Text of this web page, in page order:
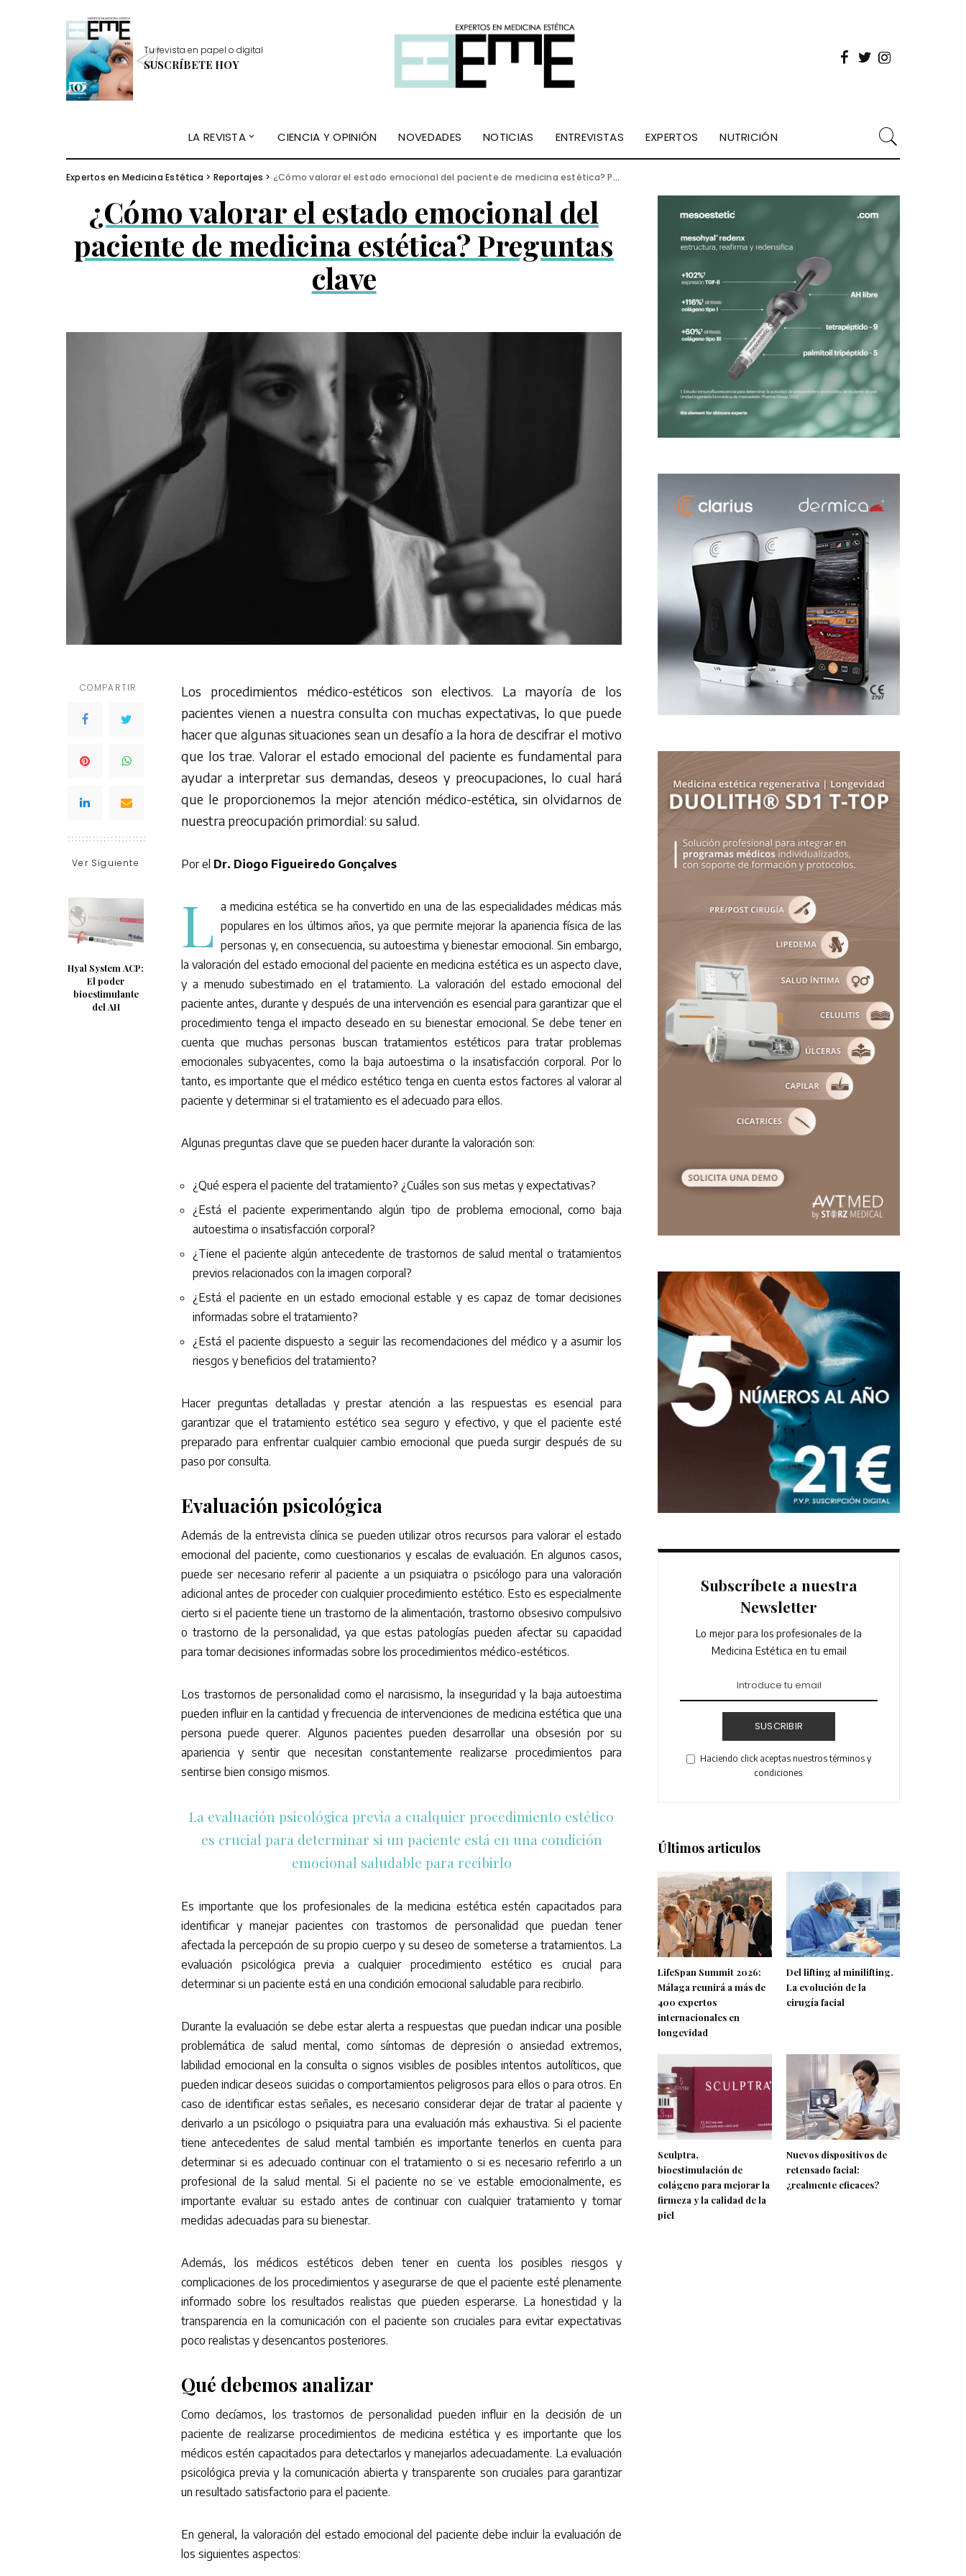
Tu revista en papel o digital
SUSCRÍBETE HOY
LA REVISTA CIENCIA Y OPINIÓN NOVEDADES NOTICIAS ENTREVISTAS EXPERTOS NUTRICIÓN
Expertos en Medicina Estética > Reportajes > ¿Cómo valorar el estado emocional del paciente de medicina estética? Preguntas clave
¿Cómo valorar el estado emocional del
paciente de medicina estética? Preguntas
clave
COMPARTIR
Ver Siguiente
Hyal System ACP:
El poder
bioestimulante
del AH
Los procedimientos médico-estéticos son electivos. La mayoría de los
pacientes vienen a nuestra consulta con muchas expectativas, lo que puede
hacer que algunas situaciones sean un desafío a la hora de descifrar el motivo
que los trae. Valorar el estado emocional del paciente es fundamental para
ayudar a interpretar sus demandas, deseos y preocupaciones, lo cual hará
que le proporcionemos la mejor atención médico-estética, sin olvidarnos de
nuestra preocupación primordial: su salud.
Por el Dr. Diogo Figueiredo Gonçalves
L a medicina estética se ha convertido en una de las especialidades médicas más
populares en los últimos años, ya que permite mejorar la apariencia física de las
personas y, en consecuencia, su autoestima y bienestar emocional. Sin embargo,
la valoración del estado emocional del paciente en medicina estética es un aspecto clave,
y a menudo subestimado en el tratamiento. La valoración del estado emocional del
paciente antes, durante y después de una intervención es esencial para garantizar que el
procedimiento tenga el impacto deseado en su bienestar emocional. Se debe tener en
cuenta que muchas personas buscan tratamientos estéticos para tratar problemas
emocionales subyacentes, como la baja autoestima o la insatisfacción corporal. Por lo
tanto, es importante que el médico estético tenga en cuenta estos factores al valorar al
paciente y determinar si el tratamiento es el adecuado para ellos.
Algunas preguntas clave que se pueden hacer durante la valoración son:
¿Qué espera el paciente del tratamiento? ¿Cuáles son sus metas y expectativas?
¿Está el paciente experimentando algún tipo de problema emocional, como baja
autoestima o insatisfacción corporal?
¿Tiene el paciente algún antecedente de trastornos de salud mental o tratamientos
previos relacionados con la imagen corporal?
¿Está el paciente en un estado emocional estable y es capaz de tomar decisiones
informadas sobre el tratamiento?
¿Está el paciente dispuesto a seguir las recomendaciones del médico y a asumir los
riesgos y beneficios del tratamiento?
Hacer preguntas detalladas y prestar atención a las respuestas es esencial para
garantizar que el tratamiento estético sea seguro y efectivo, y que el paciente esté
preparado para enfrentar cualquier cambio emocional que pueda surgir después de su
paso por consulta.
Evaluación psicológica
Además de la entrevista clínica se pueden utilizar otros recursos para valorar el estado
emocional del paciente, como cuestionarios y escalas de evaluación. En algunos casos,
puede ser necesario referir al paciente a un psiquiatra o psicólogo para una valoración
adicional antes de proceder con cualquier procedimiento estético. Esto es especialmente
cierto si el paciente tiene un trastorno de la alimentación, trastorno obsesivo compulsivo
o trastorno de la personalidad, ya que estas patologías pueden afectar su capacidad
para tomar decisiones informadas sobre los procedimientos médico-estéticos.
Los trastornos de personalidad como el narcisismo, la inseguridad y la baja autoestima
pueden influir en la cantidad y frecuencia de intervenciones de medicina estética que una
persona puede querer. Algunos pacientes pueden desarrollar una obsesión por su
apariencia y sentir que necesitan constantemente realizarse procedimientos para
sentirse bien consigo mismos.
La evaluación psicológica previa a cualquier procedimiento estético
es crucial para determinar si un paciente está en una condición
emocional saludable para recibirlo
Es importante que los profesionales de la medicina estética estén capacitados para
identificar y manejar pacientes con trastornos de personalidad que puedan tener
afectada la percepción de su propio cuerpo y su deseo de someterse a tratamientos. La
evaluación psicológica previa a cualquier procedimiento estético es crucial para
determinar si un paciente está en una condición emocional saludable para recibirlo.
Durante la evaluación se debe estar alerta a respuestas que puedan indicar una posible
problemática de salud mental, como síntomas de depresión o ansiedad extremos,
labilidad emocional en la consulta o signos visibles de posibles intentos autolíticos, que
pueden indicar deseos suicidas o comportamientos peligrosos para ellos o para otros. En
caso de identificar estas señales, es necesario considerar dejar de tratar al paciente y
derivarlo a un psicólogo o psiquiatra para una evaluación más exhaustiva. Si el paciente
tiene antecedentes de salud mental también es importante tenerlos en cuenta para
determinar si es adecuado continuar con el tratamiento o si es necesario referirlo a un
profesional de la salud mental. Si el paciente no se ve estable emocionalmente, es
importante evaluar su estado antes de continuar con cualquier tratamiento y tomar
medidas adecuadas para su bienestar.
Además, los médicos estéticos deben tener en cuenta los posibles riesgos y
complicaciones de los procedimientos y asegurarse de que el paciente esté plenamente
informado sobre los resultados realistas que pueden esperarse. La honestidad y la
transparencia en la comunicación con el paciente son cruciales para evitar expectativas
poco realistas y desencantos posteriores.
Qué debemos analizar
Como decíamos, los trastornos de personalidad pueden influir en la decisión de un
paciente de realizarse procedimientos de medicina estética y es importante que los
médicos estén capacitados para detectarlos y manejarlos adecuadamente. La evaluación
psicológica previa y la comunicación abierta y transparente son cruciales para garantizar
un resultado satisfactorio para el paciente.
En general, la valoración del estado emocional del paciente debe incluir la evaluación de
los siguientes aspectos:
Subscríbete a nuestra
Newsletter
Lo mejor para los profesionales de la
Medicina Estética en tu email
SUSCRIBIR
Haciendo click aceptas nuestros términos y
condiciones.
Últimos articulos
LifeSpan Summit 2026:
Málaga reunirá a más de
400 expertos
internacionales en
longevidad
Del lifting al minilifting.
La evolución de la
cirugía facial
Sculptra,
bioestimulación de
colágeno para mejorar la
firmeza y la calidad de la
piel
Nuevos dispositivos de
retensado facial:
¿realmente eficaces?